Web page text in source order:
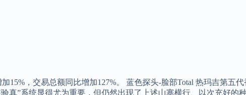
15%，交易总额同比增加127%。 蓝色探头-脸部Total 热玛吉第五
真”系统显得尤为重要，但仍然出现了上述山寨横行、以次充好的